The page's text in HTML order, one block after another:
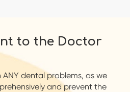
to the Doctor
dental problems, as we
and prevent the